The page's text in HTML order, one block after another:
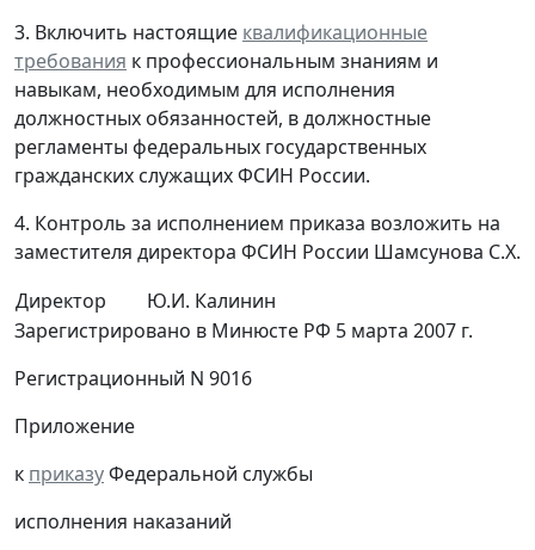
3. Включить настоящие квалификационные
требования к профессиональным знаниям и
навыкам, необходимым для исполнения
должностных обязанностей, в должностные
регламенты федеральных государственных
гражданских служащих ФСИН России.
4. Контроль за исполнением приказа возложить на
заместителя директора ФСИН России Шамсунова С.Х.
Директор
Ю.И. Калинин
Зарегистрировано в Минюсте РФ 5 марта 2007 г.
Регистрационный N 9016
Приложение
к приказуФедеральной службы
исполнения наказаний